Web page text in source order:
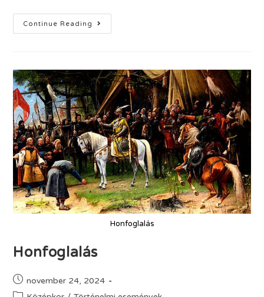
Continue Reading
Honfoglalás
Honfoglalás
november 24, 2024